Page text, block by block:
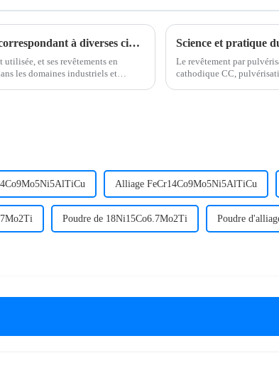
Divulgation : Couleur de revêtement PVD correspondant à diverses cibles et ses applications Cibles courantes et leurs couleurs de revêtement PVD correspondantes
et ses revêtements en
les domaines industriels et
Le revêtement par
cathodique CC,
Alliage FeCr14Co9Mo5Ni5AlTiCu
Poudre de 18Ni15Co6.7Mo2Ti Poudre